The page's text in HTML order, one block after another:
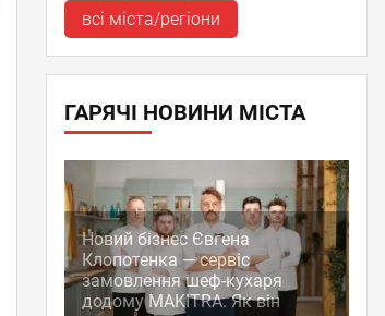
всі міста/регіони
ГАРЯЧІ НОВИНИ МІСТА
Новий бізнес Євгена
Клопотенка — сервіс
замовлення шеф-кухаря
додому MAKITRA. Як він